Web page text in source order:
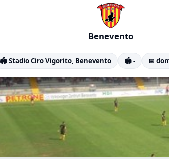
Benevento
🏟️ Stadio Ciro Vigorito, Benevento 🏟️ - 📅